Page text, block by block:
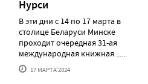
Нурси
В эти дни с 14 по 17 марта в
столице Беларуси Минске
проходит очередная 31-ая
международная книжная ......
17 МАРТА'2024